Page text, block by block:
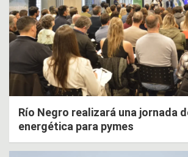
Río Negro realizará una jornada
energética para pymes